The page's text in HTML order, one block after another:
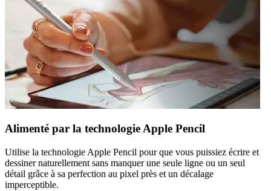
Alimenté par la technologie Apple Pencil
Utilise la technologie Apple Pencil pour que vous puissiez écrire et
dessiner naturellement sans manquer une seule ligne ou un seul
détail grâce à sa perfection au pixel près et un décalage
imperceptible.